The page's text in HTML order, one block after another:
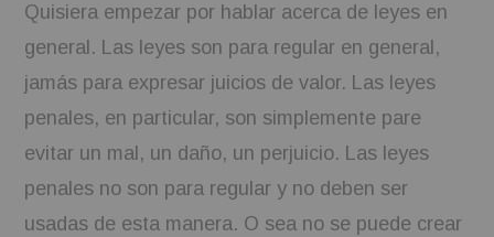
THOUGHTS
AUTHORS
BOOKS
FUNDACJA FILMOWA
Quisiera empezar por hablar acerca de leyes en
general. Las leyes son para regular en general,
jamás para expresar juicios de valor. Las leyes
penales, en particular, son simplemente pare
evitar un mal, un daño, un perjuicio. Las leyes
penales no son para regular y no deben ser
usadas de esta manera. O sea no se puede crear